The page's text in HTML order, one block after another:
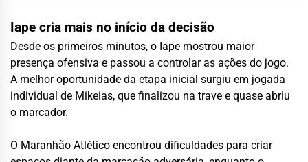
Iape cria mais no início da decisão
Desde os primeiros minutos, o Iape mostrou maior
presença ofensiva e passou a controlar as ações do jogo.
A melhor oportunidade da etapa inicial surgiu em jogada
individual de Mikeias, que finalizou na trave e quase abriu
o marcador.
O Maranhão Atlético encontrou dificuldades para criar